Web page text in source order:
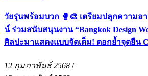
วัยรุ่นพร้อมบวก 🥊🎨 เตรียมปลุกความอ
น์ ร่วมสนับสนุนงาน “Bangkok Design
ศิลปะมาแสดงแบบจัดเต็ม! ตอกย้ำจุดยืน
12 กุมภาพันธ์ 2568 /